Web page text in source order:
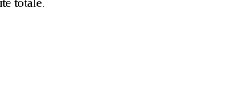
totale.